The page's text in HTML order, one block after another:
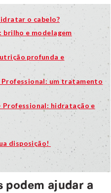
o cabelo?
brilho e modelagem
profunda e
Professional: um tratamento
Professional: hidratação e
disposição!
podem ajudar a